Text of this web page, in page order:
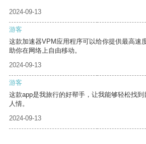
2024-09-13
游客
这款加速器VPM应用程序可以给你提供最高速
助你在网络上自由移动。
2024-09-13
游客
这款app是我旅行的好帮手，让我能够轻松找
人情。
2024-09-13